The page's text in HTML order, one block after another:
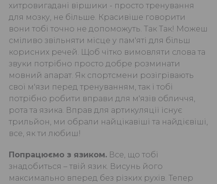
хитровигадані віршики - просто тренування
для мозку, не більше. Красивіше говорити
вони тобі точно не допоможуть. Так Так! Можеш
сміливо звільняти місце у пам'яті для більш
корисних речей. Щоб чітко вимовляти слова та
звуки потрібно просто добре розминати
мовний апарат. Як спортсмени розігрівають
свої м'язи перед тренуванням, так і тобі
потрібно робити вправи для м'язів обличчя,
рота та язика. Вправ для артикуляції існує
трильйон, ми обрали найцікавіші та найдієвіші,
все, як ти любиш!
Попрацюємо з язиком.Все, що тобі
знадобиться – твій язик. Висунь його
максимально вперед без різких рухів. Тепер